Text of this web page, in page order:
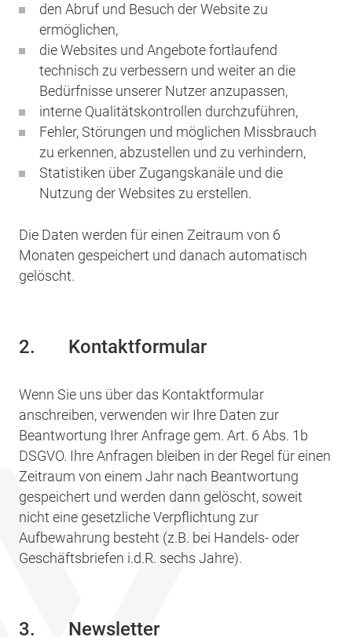
den Abruf und Besuch der Website zu
ermöglichen,
die Websites und Angebote fortlaufend
technisch zu verbessern und weiter an die
Bedürfnisse unserer Nutzer anzupassen,
interne Qualitätskontrollen durchzuführen,
Fehler, Störungen und möglichen Missbrauch
zu erkennen, abzustellen und zu verhindern,
Statistiken über Zugangskanäle und die
Nutzung der Websites zu erstellen.
Die Daten werden für einen Zeitraum von 6
Monaten gespeichert und danach automatisch
gelöscht.
2. Kontaktformular
Wenn Sie uns über das Kontaktformular
anschreiben, verwenden wir Ihre Daten zur
Beantwortung Ihrer Anfrage gem. Art. 6 Abs. 1b
DSGVO. Ihre Anfragen bleiben in der Regel für einen
Zeitraum von einem Jahr nach Beantwortung
gespeichert und werden dann gelöscht, soweit
nicht eine gesetzliche Verpflichtung zur
Aufbewahrung besteht (z.B. bei Handels- oder
Geschäftsbriefen i.d.R. sechs Jahre).
3. Newsletter